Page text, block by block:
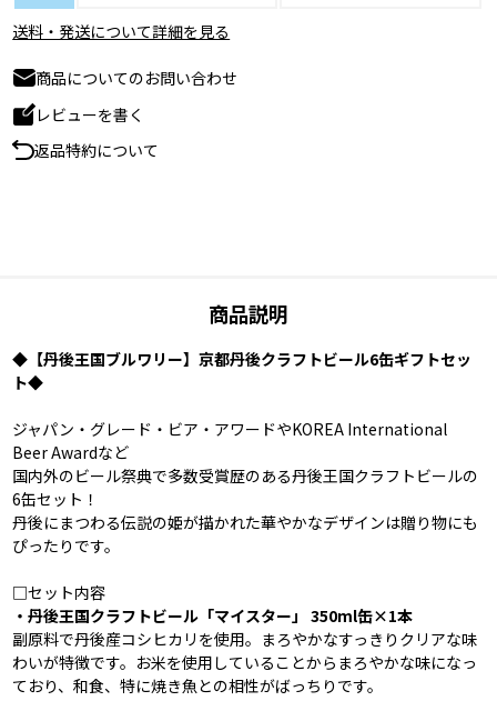
送料・発送について詳細を見る
商品についてのお問い合わせ
レビューを書く
返品特約について
商品説明
◆【丹後王国ブルワリー】京都丹後クラフトビール6缶ギフトセッ
ト◆
ジャパン・グレード・ビア・アワードやKOREA International
Beer Awardなど
国内外のビール祭典で多数受賞歴のある丹後王国クラフトビールの
6缶セット！
丹後にまつわる伝説の姫が描かれた華やかなデザインは贈り物にも
ぴったりです。
□セット内容
・丹後王国クラフトビール「マイスター」 350ml缶×1本
副原料で丹後産コシヒカリを使用。まろやかなすっきりクリアな味
わいが特徴です。お米を使用していることからまろやかな味になっ
ており、和食、特に焼き魚との相性がばっちりです。